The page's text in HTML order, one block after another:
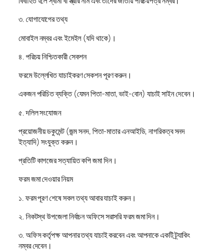
৩. যোগাযোগের তথ্য
মোবাইল নম্বর এবং ইমেইল (যদি থাকে)।
৪. পরিচয় নিশ্চিতকারী সেকশন
ফরমে উল্লেখিত যাচাইকরণ সেকশন পূরণ করুন।
একজন পরিচিত ব্যক্তি (যেমন পিতা-মাতা, ভাই-বোন) যাচাই সাইন দেবেন।
৫. দলিল সংযোজন
প্রয়োজনীয় ডকুমেন্ট (জন্ম সনদ, পিতা-মাতার এনআইডি, নাগরিকত্ব সনদ
ইত্যাদি) সংযুক্ত করুন।
প্রতিটি কাগজের সত্যায়িত কপি জমা দিন।
ফরম জমা দেওয়ার নিয়ম
১. ফরম পূরণ শেষে সকল তথ্য আবার যাচাই করুন।
২. নিকটস্থ উপজেলা নির্বাচন অফিসে সরাসরি ফরম জমা দিন।
৩. অফিস কর্তৃপক্ষ আপনার তথ্য যাচাই করবেন এবং আপনাকে একটি ট্র্যাকিং
নম্বর দেবেন।